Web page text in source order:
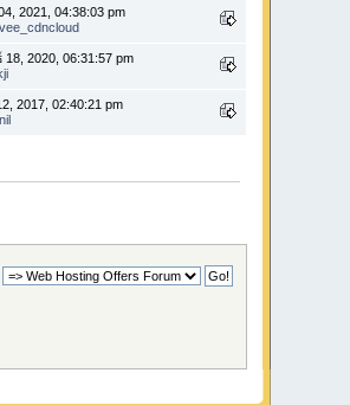
2021, 04:38:03 pm
2020, 06:31:57 pm
2017, 02:40:21 pm